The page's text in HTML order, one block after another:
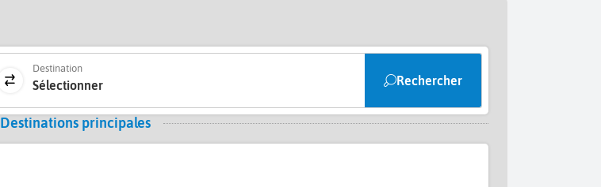
Destination
Sélectionner Rechercher
Destinations principales